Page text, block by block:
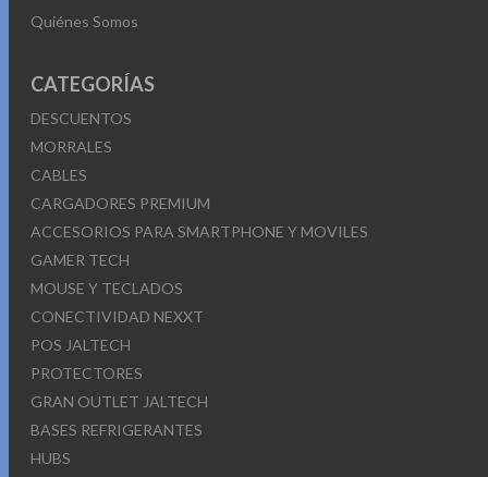
Quiénes Somos
CATEGORÍAS
DESCUENTOS
MORRALES
CABLES
CARGADORES PREMIUM
ACCESORIOS PARA SMARTPHONE Y MOVILES
GAMER TECH
MOUSE Y TECLADOS
CONECTIVIDAD NEXXT
POS JALTECH
PROTECTORES
GRAN OUTLET JALTECH
BASES REFRIGERANTES
HUBS